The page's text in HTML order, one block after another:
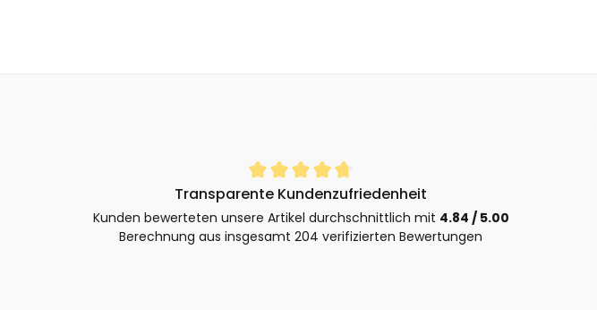
Durchschnittliche Bewertung von 4.8 von 5 Sternen
Transparente Kundenzufriedenheit
Kunden bewerteten unsere Artikel durchschnittlich mit 4.84 / 5.00
Berechnung aus insgesamt 204 verifizierten Bewertungen